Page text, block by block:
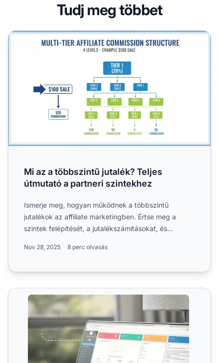
Tudj meg többet
Mi az a többszintű jutalék? Teljes útmutató a partneri
Mi az a többszintű jutalék? Teljes
útmutató a partneri szintekhez
Ismerje meg, hogyan működnek a többszintű
jutalékok az affiliate marketingben. Értse meg a
szintek felépítését, a jutalékszámításokat, és
Nov 28, 2025 8 perc olvasás
Jutalékok